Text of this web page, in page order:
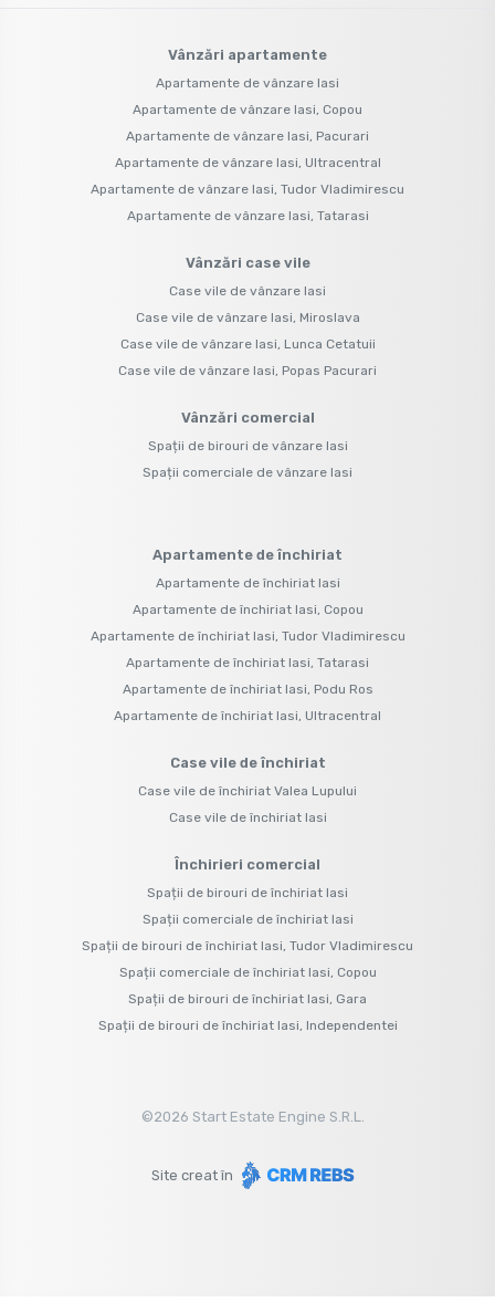
Vânzări apartamente
Apartamente de vânzare Iasi
Apartamente de vânzare Iasi, Copou
Apartamente de vânzare Iasi, Pacurari
Apartamente de vânzare Iasi, Ultracentral
Apartamente de vânzare Iasi, Tudor Vladimirescu
Apartamente de vânzare Iasi, Tatarasi
Vânzări case vile
Case vile de vânzare Iasi
Case vile de vânzare Iasi, Miroslava
Case vile de vânzare Iasi, Lunca Cetatuii
Case vile de vânzare Iasi, Popas Pacurari
Vânzări comercial
Spații de birouri de vânzare Iasi
Spații comerciale de vânzare Iasi
Apartamente de închiriat
Apartamente de închiriat Iasi
Apartamente de închiriat Iasi, Copou
Apartamente de închiriat Iasi, Tudor Vladimirescu
Apartamente de închiriat Iasi, Tatarasi
Apartamente de închiriat Iasi, Podu Ros
Apartamente de închiriat Iasi, Ultracentral
Case vile de închiriat
Case vile de închiriat Valea Lupului
Case vile de închiriat Iasi
Închirieri comercial
Spații de birouri de închiriat Iasi
Spații comerciale de închiriat Iasi
Spații de birouri de închiriat Iasi, Tudor Vladimirescu
Spații comerciale de închiriat Iasi, Copou
Spații de birouri de închiriat Iasi, Gara
Spații de birouri de închiriat Iasi, Independentei
©2026 Start Estate Engine S.R.L.
Site creat în